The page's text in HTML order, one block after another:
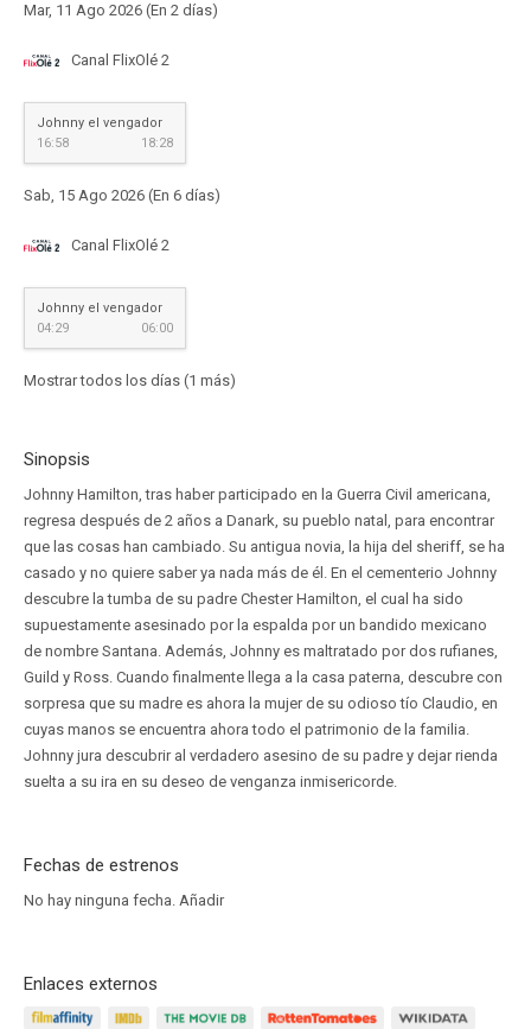
Mar, 11 Ago 2026 (En 2 días)
Canal FlixOlé 2
Johnny el vengador
16:58
18:28
Sab, 15 Ago 2026 (En 6 días)
Canal FlixOlé 2
Johnny el vengador
04:29
06:00
Mostrar todos los días (1 más)
Sinopsis
Johnny Hamilton, tras haber participado en la Guerra Civil americana,
regresa después de 2 años a Danark, su pueblo natal, para encontrar
que las cosas han cambiado. Su antigua novia, la hija del sheriff, se ha
casado y no quiere saber ya nada más de él. En el cementerio Johnny
descubre la tumba de su padre Chester Hamilton, el cual ha sido
supuestamente asesinado por la espalda por un bandido mexicano
de nombre Santana. Además, Johnny es maltratado por dos rufianes,
Guild y Ross. Cuando finalmente llega a la casa paterna, descubre con
sorpresa que su madre es ahora la mujer de su odioso tío Claudio, en
cuyas manos se encuentra ahora todo el patrimonio de la familia.
Johnny jura descubrir al verdadero asesino de su padre y dejar rienda
suelta a su ira en su deseo de venganza inmisericorde.
Fechas de estrenos
No hay ninguna fecha. Añadir
Enlaces externos